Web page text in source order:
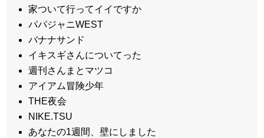
家ついて行ってイイですか
パパジャニWEST
バナナサンド
イキスギさんについてった
週刊さんまとマツコ
アイアム冒険少年
THE夜会
NIKE.TSU
あなたの1週間、壁にしました